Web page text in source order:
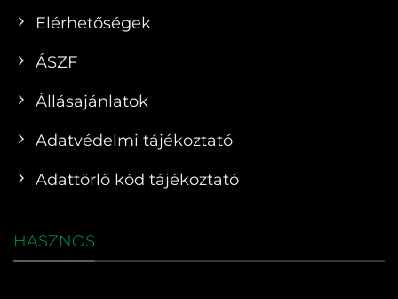
Elérhetőségek
ÁSZF
Állásajánlatok
Adatvédelmi tájékoztató
Adattörlő kód tájékoztató
HASZNOS